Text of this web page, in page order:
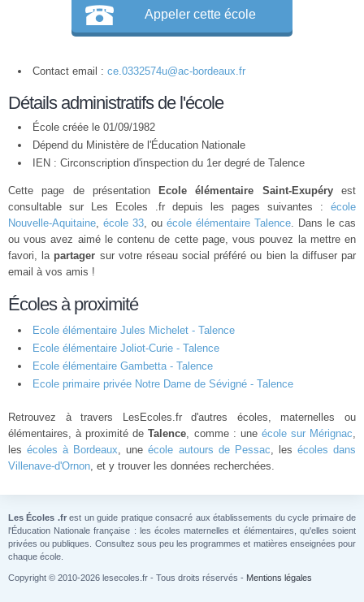
Appeler cette école
Contact email : ce.0332574u@ac-bordeaux.fr
Détails administratifs de l'école
École créée le 01/09/1982
Dépend du Ministère de l'Éducation Nationale
IEN : Circonscription d'inspection du 1er degré de Talence
Cette page de présentation Ecole élémentaire Saint-Exupéryest
consultable sur Les Ecoles .fr depuis les pages suivantes : école
Nouvelle-Aquitaine, école 33, ou école élémentaire Talence. Dans le cas
ou vous avez aimé le contenu de cette page, vous pouvez la mettre en
favori, la partager sur votre réseau social préféré ou bien la diffuser par
email à vos amis !
Écoles à proximité
Ecole élémentaire Jules Michelet - Talence
Ecole élémentaire Joliot-Curie - Talence
Ecole élémentaire Gambetta - Talence
Ecole primaire privée Notre Dame de Sévigné - Talence
Retrouvez à travers LesEcoles.fr d'autres écoles, maternelles ou
élémentaires, à proximité deTalence, comme : une école sur Mérignac,
lesécoles à Bordeaux, uneécole autours de Pessac, les écoles dans
Villenave-d'Ornon, et y trouver les données recherchées.
Les Écoles .frest un guide pratique consacré aux établissements du cycle primaire de
l'Éducation Nationale française : les écoles maternelles et élémentaires, qu'elles soient
privées ou publiques. Consultez sous peu les programmes et matières enseignées pour
chaque école.
Copyright © 2010-2026 lesecoles.fr - Tous droits réservés - Mentions légales